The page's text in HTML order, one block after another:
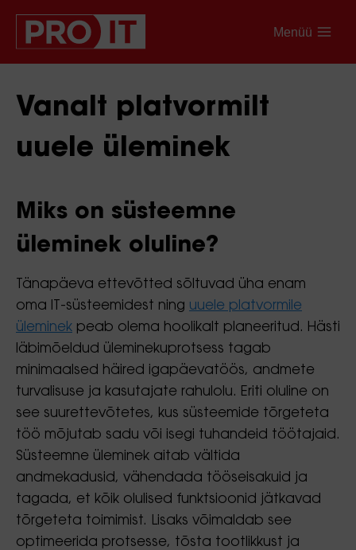
Menüü
Vanalt platvormilt
uuele üleminek
Miks on süsteemne
üleminek oluline?
Tänapäeva ettevõtted sõltuvad üha enam
oma IT-süsteemidest ning uuele platvormile
üleminek peab olema hoolikalt planeeritud. Hästi
läbimõeldud üleminekuprotsess tagab
minimaalsed häired igapäevatöös, andmete
turvalisuse ja kasutajate rahulolu. Eriti oluline on
see suurettevõtetes, kus süsteemide tõrgeteta
töö mõjutab sadu või isegi tuhandeid töötajaid.
Süsteemne üleminek aitab vältida
andmekadusid, vähendada tööseisakuid ja
tagada, et kõik olulised funktsioonid jätkavad
tõrgeteta toimimist. Lisaks võimaldab see
optimeerida protsesse, tõsta tootlikkust ja